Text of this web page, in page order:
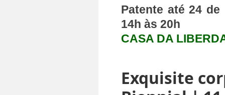
Patente até 24
14h às 20h
CASA DA
Exquisite